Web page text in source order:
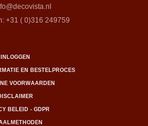
+31 ( 0)316 249759
INLOGGEN
EN BESTELPROCES
VOORWAARDEN
BELEID - GDPR